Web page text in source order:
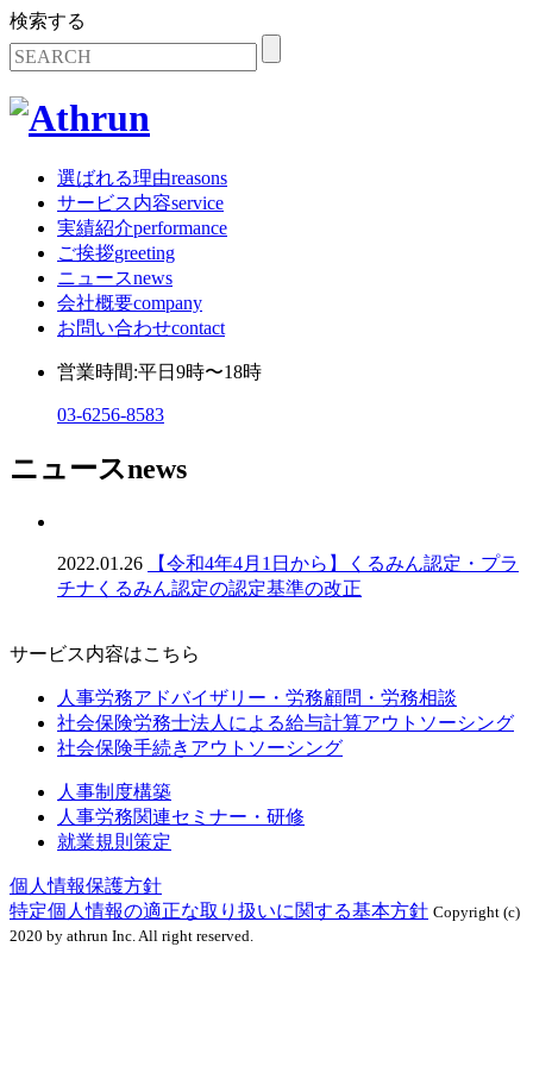
検索する
選ばれる理由reasons
サービス内容service
実績紹介performance
ご挨拶greeting
ニュースnews
会社概要company
お問い合わせcontact
営業時間:平日9時〜18時
03-6256-8583
ニュースnews
2022.01.26
【令和4年4月1日から】くるみん認定・プラ
チナくるみん認定の認定基準の改正
サービス内容はこちら
人事労務アドバイザリー・労務顧問・労務相談
社会保険労務士法人による給与計算アウトソーシング
社会保険手続きアウトソーシング
人事制度構築
人事労務関連セミナー・研修
就業規則策定
個人情報保護方針
特定個人情報の適正な取り扱いに関する基本方針 Copyright (c)
2020 by athrun Inc. All right reserved.